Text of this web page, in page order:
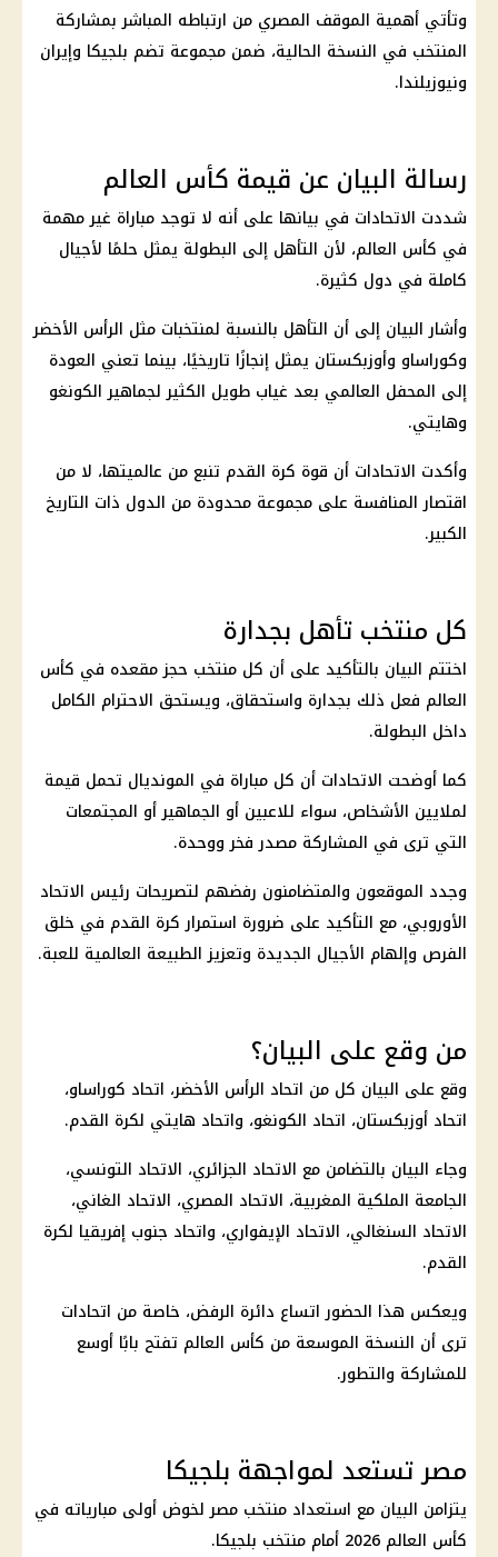
وتأتي أهمية الموقف المصري من ارتباطه المباشر بمشاركة
المنتخب في النسخة الحالية، ضمن مجموعة تضم بلجيكا وإيران
ونيوزيلندا.
رسالة البيان عن قيمة كأس العالم
شددت الاتحادات في بيانها على أنه لا توجد مباراة غير مهمة
في كأس العالم، لأن التأهل إلى البطولة يمثل حلمًا لأجيال
كاملة في دول كثيرة.
وأشار البيان إلى أن التأهل بالنسبة لمنتخبات مثل الرأس الأخضر
وكوراساو وأوزبكستان يمثل إنجازًا تاريخيًا، بينما تعني العودة
إلى المحفل العالمي بعد غياب طويل الكثير لجماهير الكونغو
وهايتي.
وأكدت الاتحادات أن قوة كرة القدم تنبع من عالميتها، لا من
اقتصار المنافسة على مجموعة محدودة من الدول ذات التاريخ
الكبير.
كل منتخب تأهل بجدارة
اختتم البيان بالتأكيد على أن كل منتخب حجز مقعده في كأس
العالم فعل ذلك بجدارة واستحقاق، ويستحق الاحترام الكامل
داخل البطولة.
كما أوضحت الاتحادات أن كل مباراة في المونديال تحمل قيمة
لملايين الأشخاص، سواء للاعبين أو الجماهير أو المجتمعات
التي ترى في المشاركة مصدر فخر ووحدة.
وجدد الموقعون والمتضامنون رفضهم لتصريحات رئيس الاتحاد
الأوروبي، مع التأكيد على ضرورة استمراركرة القدم في خلق
الفرص وإلهام الأجيال الجديدة وتعزيز الطبيعة العالمية للعبة.
من وقع على البيان؟
وقع على البيان كل من اتحاد الرأس الأخضر، اتحاد كوراساو،
اتحاد أوزبكستان، اتحاد الكونغو، واتحاد هايتي لكرة القدم.
وجاء البيان بالتضامن مع الاتحاد الجزائري، الاتحاد التونسي،
الجامعة الملكية المغربية، الاتحاد المصري، الاتحاد الغاني،
الاتحاد السنغالي، الاتحاد الإيفواري، واتحاد جنوب إفريقيا لكرة
القدم.
ويعكس هذا الحضور اتساع دائرة الرفض، خاصة من اتحادات
ترى أن النسخة الموسعة من كأس العالم تفتح بابًا أوسع
للمشاركة والتطور.
مصر تستعد لمواجهة بلجيكا
يتزامن البيان مع استعداد منتخب مصرلخوض أولى مبارياته في
كأس العالم 2026
أمام منتخب بلجيكا.